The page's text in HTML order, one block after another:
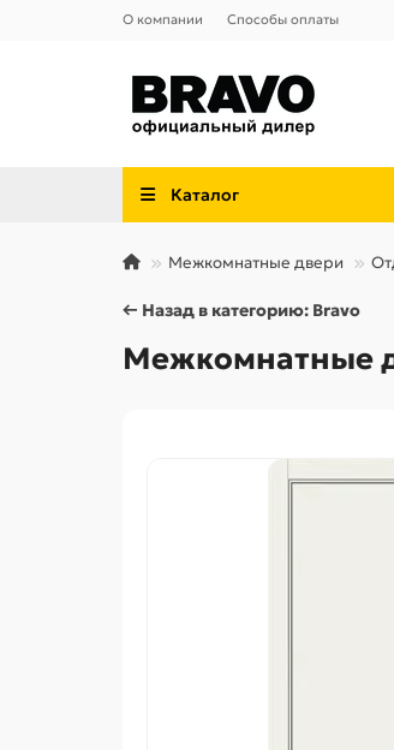
О компании Способы оплаты
Каталог
Межкомнатные двери
← Назад в категорию: Bravo
Межкомнатные